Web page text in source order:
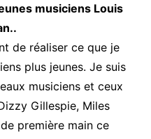
musiciens Louis
de réaliser ce que je
plus jeunes. Je suis
musiciens et ceux
Gillespie, Miles
première main ce